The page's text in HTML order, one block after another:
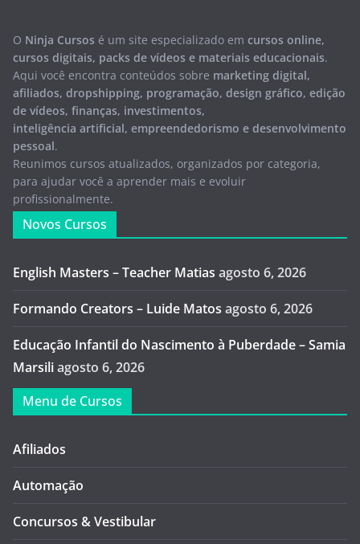
O Ninja Cursos é um site especializado em cursos online,
cursos digitais, packs de vídeos e materiais educacionais.
Aqui você encontra conteúdos sobre marketing digital,
afiliados, dropshipping, programação, design gráfico, edição
de vídeos, finanças, investimentos,
inteligência artificial, empreendedorismo e desenvolvimento
pessoal.
Reunimos cursos atualizados, organizados por categoria,
para ajudar você a aprender mais e evoluir
profissionalmente.
Novos Cursos
English Masters – Teacher Matias agosto 6, 2026
Formando Creators – Luide Matos agosto 6, 2026
Educação Infantil do Nascimento à Puberdade – Samia
Marsiliagosto 6, 2026
Menu de Cursos
Afiliados
Automação
Concursos & Vestibular